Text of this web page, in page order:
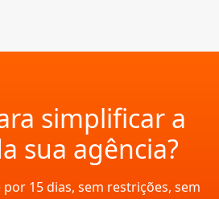
simplificar a
sua agência?
15 dias, sem restrições, sem